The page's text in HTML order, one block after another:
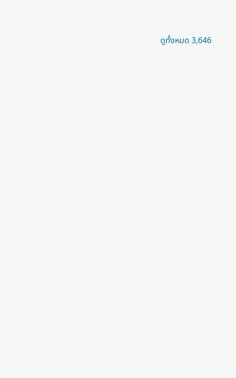
ดูทั้งหมด 3,646